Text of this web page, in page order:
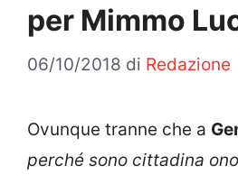
per Mimmo
06/10/2018 di Redazione
Ovunque tranne che a
perché sono cittadina